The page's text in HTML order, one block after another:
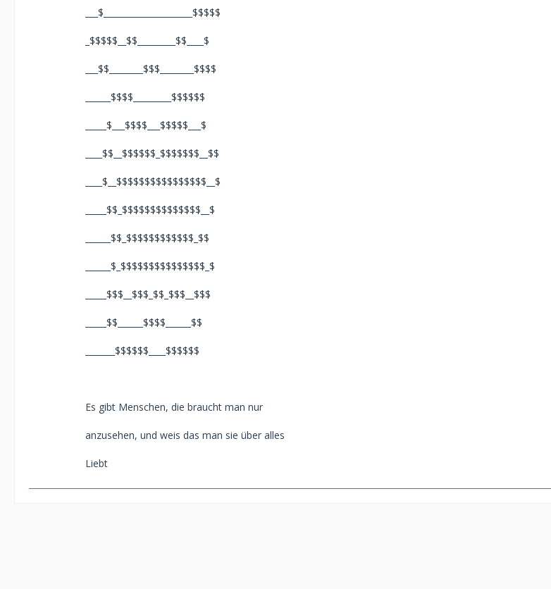
___$_____________________$$$$$
_$$$$$__$$_________$$____$
___$$________$$$________$$$$
______$$$$_________$$$$$$
_____$___$$$$___$$$$$___$
____$$__$$$$$$_$$$$$$$__$$
____$__$$$$$$$$$$$$$$$$__$
_____$$_$$$$$$$$$$$$$$__$
______$$_$$$$$$$$$$$$_$$
______$_$$$$$$$$$$$$$$$_$
_____$$$__$$$_$$_$$$__$$$
_____$$______$$$$______$$
_______$$$$$$____$$$$$$
Es gibt Menschen, die braucht man nur
anzusehen, und weis das man sie über alles
Liebt